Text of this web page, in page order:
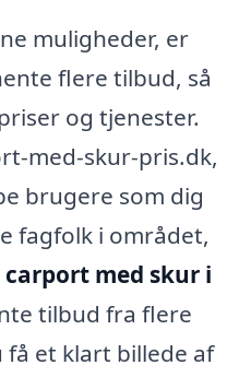
muligheder, er
flere tilbud, så
og tjenester.
med-skur-pris.dk,
brugere som dig
fagfolk i området,
carport med skur i
tilbud fra flere
et klart billede af